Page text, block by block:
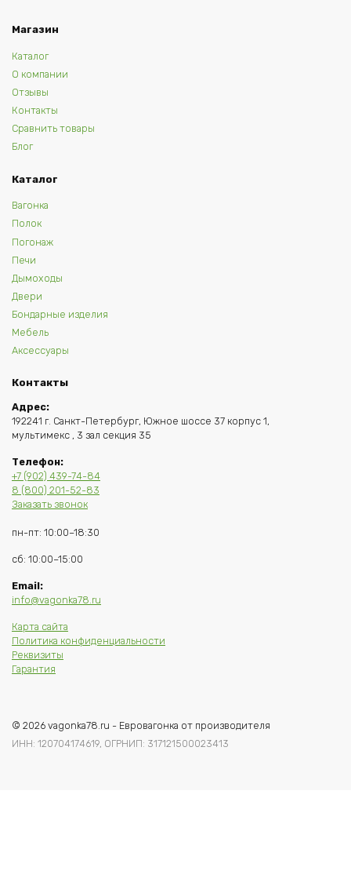
Магазин
Каталог
О компании
Отзывы
Контакты
Сравнить товары
Блог
Каталог
Вагонка
Полок
Погонаж
Печи
Дымоходы
Двери
Бондарные изделия
Мебель
Аксессуары
Контакты
Адрес:
192241 г. Санкт-Петербург, Южное шоссе 37 корпус 1,
мультимекс , 3 зал секция 35
Телефон:
+7 (902) 439-74-84
8 (800) 201-52-83
Заказать звонок
пн-пт: 10:00–18:30
сб: 10:00–15:00
Email:
info@vagonka78.ru
Карта сайта
Политика конфиденциальности
Реквизиты
Гарантия
© 2026 vagonka78.ru - Евровагонка от производителя
ИНН: 120704174619, ОГРНИП: 317121500023413